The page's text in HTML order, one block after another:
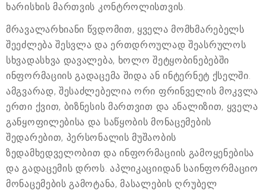
ხარისხის მართვის კონტროლისთვის.
მრავალარხიანი წვდომით, ყველა მომხმარებელს
შეეძლება შესვლა და ერთდროულად შეასრულოს
სხვადასხვა დავალება, ხოლო შეტყობინებებში
ინფორმაციის გადაცემა შიდა ან ინტერნეტ ქსელში.
ამგვარად, შესაძლებელია ორი ფრინველის მოკვლა
ერთი ქვით, ბიზნესის მართვით და ანალიზით, ყველა
განყოფილებისა და საწყობის მონაცემების
შედარებით, პერსონალის მუშაობის
ზედამხედველობით და ინფორმაციის გამოყენებისა
და გადაცემის დროს. აპლიკაციიდან საინფორმაციო
მონაცემების გამოტანა, მასალების ღრუბელ